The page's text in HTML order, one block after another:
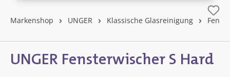
Markenshop UNGER Klassische Glasreinigung
UNGER Fensterwischer S Hard